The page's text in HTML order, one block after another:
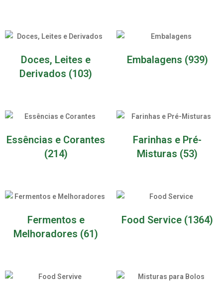
Doces, Leites e
Derivados (103)
Embalagens (939)
Essências e Corantes
(214)
Farinhas e Pré-
Misturas (53)
Fermentos e
Melhoradores (61)
Food Service (1364)